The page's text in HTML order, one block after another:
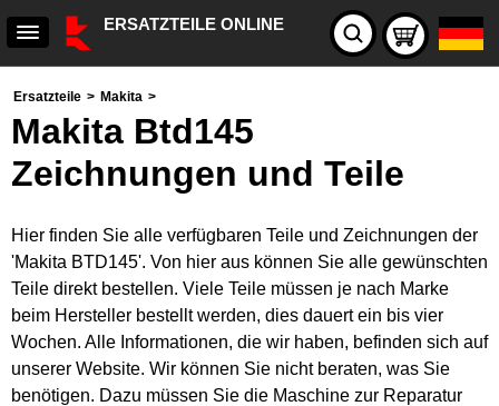
ERSATZTEILE ONLINE
Ersatzteile > Makita >
Makita Btd145
Zeichnungen und Teile
Hier finden Sie alle verfügbaren Teile und Zeichnungen der
'Makita BTD145'. Von hier aus können Sie alle gewünschten
Teile direkt bestellen. Viele Teile müssen je nach Marke
beim Hersteller bestellt werden, dies dauert ein bis vier
Wochen. Alle Informationen, die wir haben, befinden sich auf
unserer Website. Wir können Sie nicht beraten, was Sie
benötigen. Dazu müssen Sie die Maschine zur Reparatur